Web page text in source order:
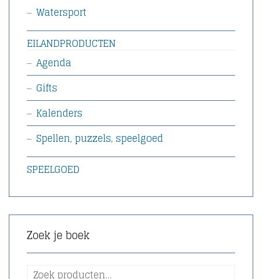
Watersport
EILANDPRODUCTEN
Agenda
Gifts
Kalenders
Spellen, puzzels, speelgoed
SPEELGOED
Zoek je boek